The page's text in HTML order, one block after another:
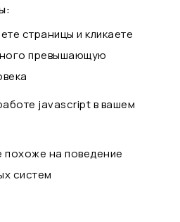
страницы и кликаете
превышающую
javascript в вашем
похоже на поведение
систем